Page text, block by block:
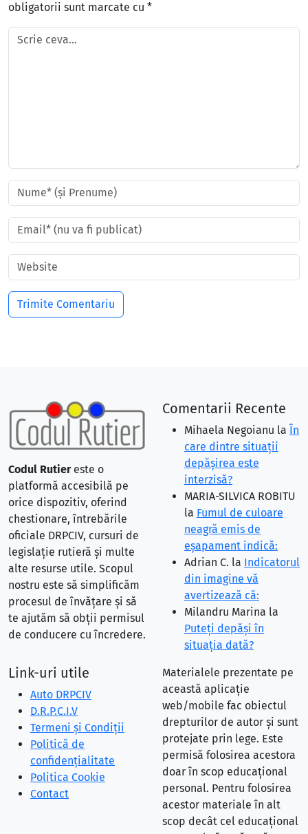
obligatorii sunt marcate cu *
Codul Rutiereste o
platformă accesibilă pe
orice dispozitiv, oferind
chestionare, întrebările
oficiale DRPCIV, cursuri de
legislație rutieră și multe
alte resurse utile. Scopul
nostru este să simplificăm
procesul de învățare și să
te ajutăm să obții permisul
de conducere cu încredere.
Comentarii Recente
Mihaela Negoianu la În
care dintre situaţii
depăşirea este
interzisă?
MARIA-SILVICA ROBITU
la Fumul de culoare
neagră emis de
eşapament indică:
Adrian C. la Indicatorul
din imagine vă
avertizează că:
Milandru Marina la
Puteţi depăşi în
situaţia dată?
Link-uri utile
Auto DRPCIV
D.R.P.C.I.V
Termeni și Condiții
Politică de
confidențialitate
Politica Cookie
Contact
Materialele prezentate pe
această aplicație
web/mobile fac obiectul
drepturilor de autor și sunt
protejate prin lege. Este
permisă folosirea acestora
doar în scop educațional
personal. Pentru folosirea
acestor materiale în alt
scop decât cel educațional